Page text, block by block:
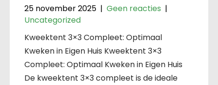
25 november 2025 | Geen reacties |
Uncategorized
Kweektent 3×3 Compleet: Optimaal
Kweken in Eigen Huis Kweektent 3×3
Compleet: Optimaal Kweken in Eigen Huis
De kweektent 3×3 compleet is de ideale